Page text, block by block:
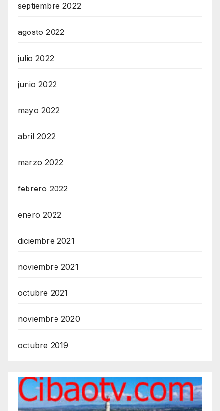
septiembre 2022
agosto 2022
julio 2022
junio 2022
mayo 2022
abril 2022
marzo 2022
febrero 2022
enero 2022
diciembre 2021
noviembre 2021
octubre 2021
noviembre 2020
octubre 2019